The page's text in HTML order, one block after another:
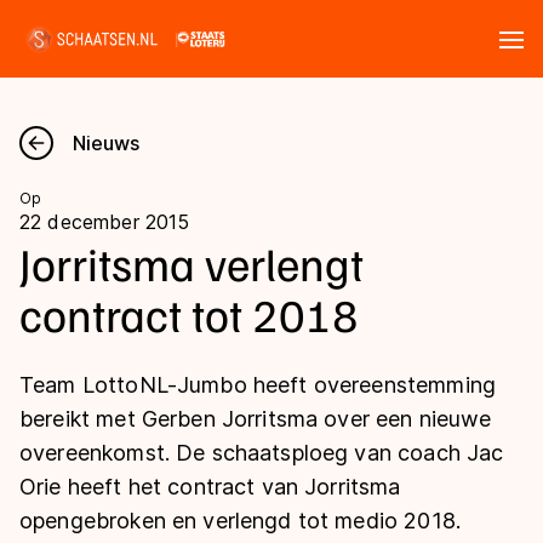
Nieuws
Kalender
Disciplines
Langebaan
Shorttrack
Inlineskaten
Uitslagen
Langebaan
Shorttrack
Marathon
Tijden & historie
Ranglijsten Langebaan
Nieuws
Op
22 december 2015
Jorritsma verlengt
contract tot 2018
Team LottoNL-Jumbo heeft overeenstemming
bereikt met Gerben Jorritsma over een nieuwe
overeenkomst. De schaatsploeg van coach Jac
Orie heeft het contract van Jorritsma
opengebroken en verlengd tot medio 2018.